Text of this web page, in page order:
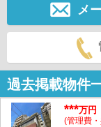
メ
過去掲載物件
***万円
(管理費